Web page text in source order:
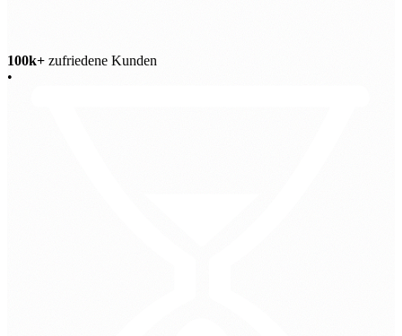
100k+ zufriedene Kunden
•